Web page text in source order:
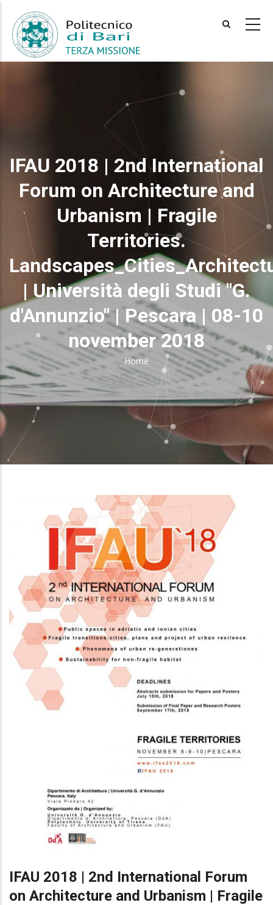
main
content
IFAU 2018 | 2nd International
Forum on Architecture and
Urbanism | Fragile
Territories.
| Università degli Studi "G.
d'Annunzio" | Pescara | 08-10
november 2018
Breadcrumb
Home
IFAU 2018 | 2nd International Forum
on Architecture and Urbanism | Fragile